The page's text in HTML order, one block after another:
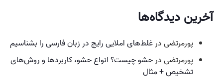
آخرین دیدگاه‌ها
پورمرتضیدرغلط‌های املایی رایج در زبان فارسی را بشناسیم
پورمرتضیدرحشو چیست؟ انواع حشو، کاربردها و روش‌های
تشخیص + مثال